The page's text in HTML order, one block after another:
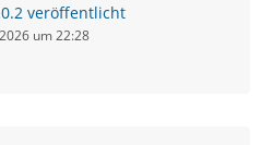
veröffentlicht
um 22:28